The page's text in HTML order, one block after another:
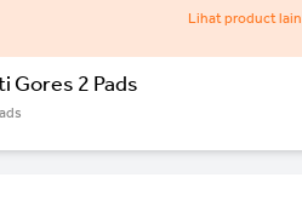
Lihat product lain
Gores 2 Pads